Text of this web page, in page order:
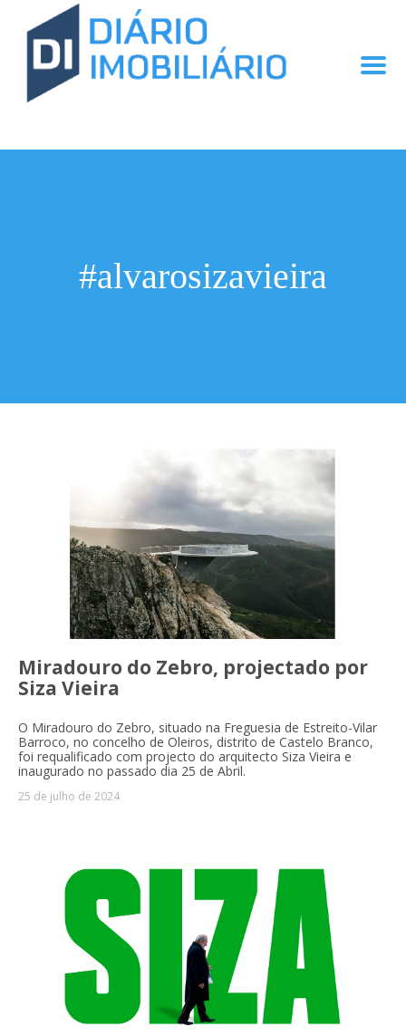
#alvarosizavieira
Miradouro do Zebro, projectado por
Siza Vieira
O Miradouro do Zebro, situado na Freguesia de Estreito-Vilar
Barroco, no concelho de Oleiros, distrito de Castelo Branco,
foi requalificado com projecto do arquitecto Siza Vieira e
inaugurado no passado dia 25 de Abril.
25 de julho de 2024